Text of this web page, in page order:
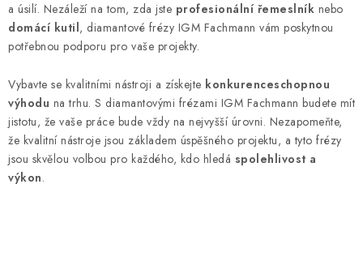
a úsilí. Nezáleží na tom, zda jste profesionální řemeslník nebo
domácí kutil, diamantové frézy IGM Fachmann vám poskytnou
potřebnou podporu pro vaše projekty.
Vybavte se kvalitními nástroji a získejte konkurenceschopnou
výhodu na trhu. S diamantovými frézami IGM Fachmann budete mít
jistotu, že vaše práce bude vždy na nejvyšší úrovni. Nezapomeňte,
že kvalitní nástroje jsou základem úspěšného projektu, a tyto frézy
jsou skvělou volbou pro každého, kdo hledá spolehlivost a
výkon.